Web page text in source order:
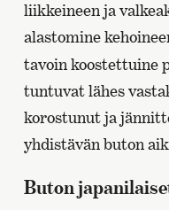
liikkeineen ja
alastomine
tavoin koostettuine
tuntuvat lähes
korostunut ja
yhdistävän buton
Buton